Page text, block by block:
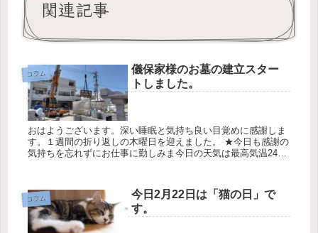
関連記事
コラム
儀保家様のお墓の建立スター
トしました。
おはようございます。深い睡眠と気持ち良い目覚めに感謝しま
す。１週間の折り返しの木曜日を迎えました。 ★今日も感謝の
気持ちを忘れずにお仕事に勤しみま今日の天気は最高気温24℃
コラム
今日2月22日は「猫の日」で
す。